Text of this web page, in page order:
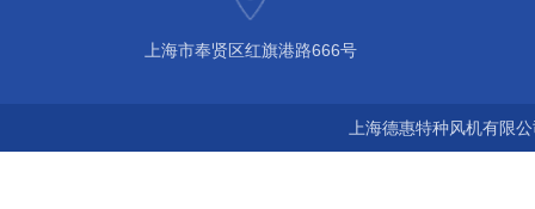
上海市奉贤区红旗港路666号
上海德惠特种风机有限